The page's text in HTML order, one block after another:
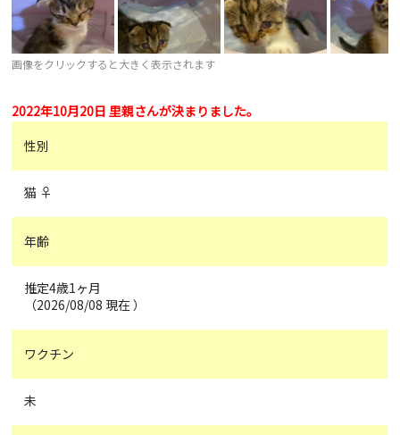
画像をクリックすると大きく表示されます
2022年10月20日 里親さんが決まりました。
性別
猫 ♀
年齢
推定4歳1ヶ月
（2026/08/08 現在 ）
ワクチン
未